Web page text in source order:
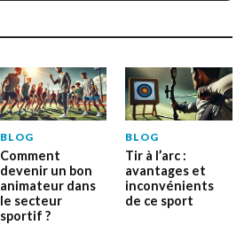
BLOG
Comment
devenir un bon
animateur dans
le secteur
sportif ?
BLOG
Tir à l’arc :
avantages et
inconvénients
de ce sport